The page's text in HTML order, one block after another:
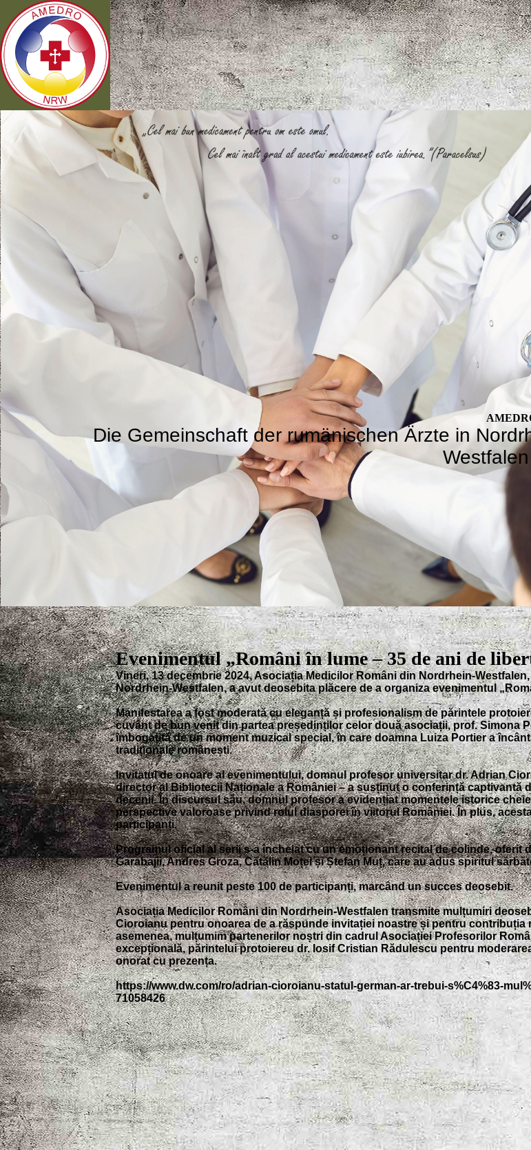
Die Gemeinschaft der rumänischen Ärzte in
Evenimentul „Români în lume – 35 de ani de
Vineri, 13 decembrie 2024, Asociația Medicilor Români din Nordrhein-
Nordrhein-Westfalen, a avut deosebita plăcere de a organiza evenimentul
Manifestarea a fost moderată cu eleganță și profesionalism de părintele
cuvânt de bun venit din partea președinților celor două asociații, prof. Simona
îmbogățită de un moment muzical special, în care doamna Luiza Portier a
tradiționale românești.
Invitatul de onoare al evenimentului, domnul profesor universitar dr. Adrian
director al Bibliotecii Naționale a României – a susținut o conferință captivantă
decenii. În discursul său, domnul profesor a evidențiat momentele istorice
perspective valoroase privind rolul diasporei în viitorul României. În plus,
participanți.
Programul oficial al serii s-a încheiat cu un emoționant recital de colinde, oferit
Garabajii, Andres Groza, Cătălin Moței și Ștefan Muț, care au adus spiritul
Evenimentul a reunit peste 100 de participanți, marcând un succes deosebit.
Asociația Medicilor Români din Nordrhein-Westfalen transmite mulțumiri
Cioroianu pentru onoarea de a răspunde invitației noastre și pentru contribuția
asemenea, mulțumim partenerilor noștri din cadrul Asociației Profesorilor
excepțională, părintelui protoiereu dr. Iosif Cristian Rădulescu pentru
onorat cu prezența.
https://www.dw.com/ro/adrian-cioroianu-statul-german-ar-trebui-s%C4%83-
71058426